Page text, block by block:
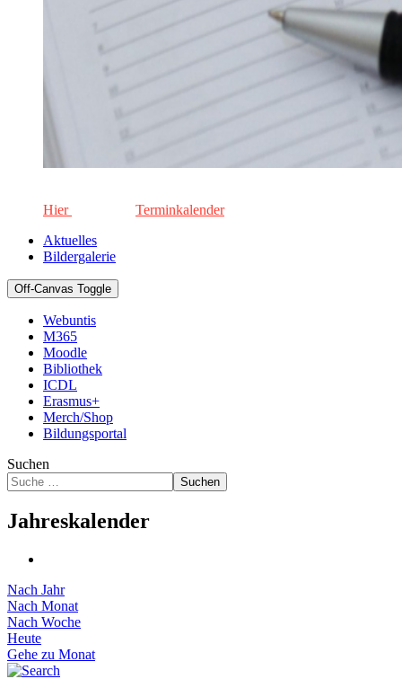
Hier
Terminkalender
Aktuelles
Bildergalerie
Off-Canvas Toggle
Webuntis
M365
Moodle
Bibliothek
ICDL
Erasmus+
Merch/Shop
Bildungsportal
Suchen
Suchen
Jahreskalender
Nach Jahr
Nach Monat
Nach Woche
Heute
Gehe zu Monat